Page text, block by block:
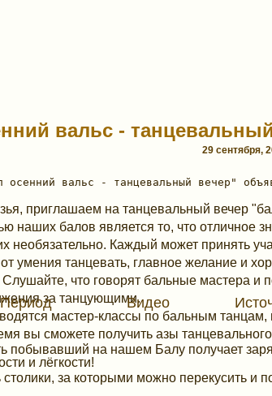
Период Видео
вальс -
29 сентября,
приглашаем на танцевальный вечер
наших балов является то, что отличное
необязательно. Каждый может принять
умения танцевать, главное желание и
Слушайте, что говорят бальные мастера и
за танцующими.
мастер-классы по бальным танцам,
вы сможете получить азы
побывавший на нашем Балу получает
и лёгкости!
столики, за которыми можно перекусить и